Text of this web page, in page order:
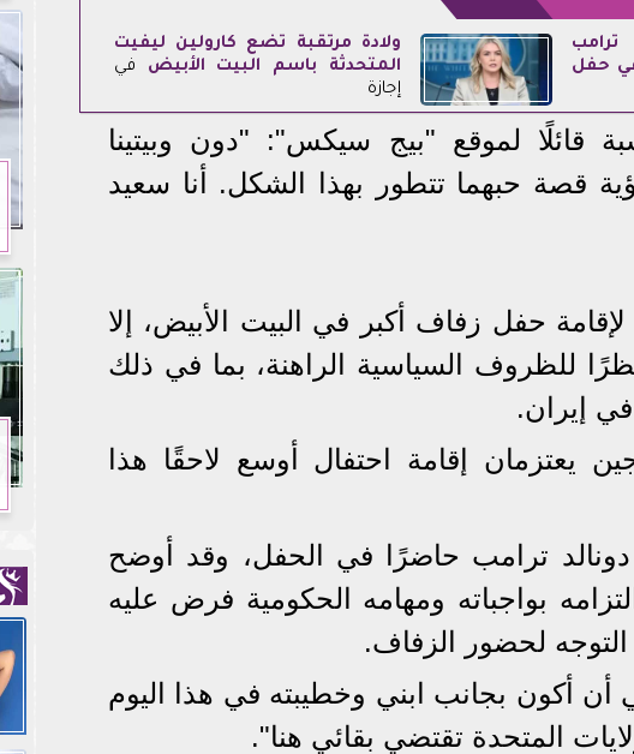
في حفل
ولادة مرتقبة تضع كارولين ليفيت
المتحدثة باسم البيت الأبيض في
إجازة
قائلًا لموقع "بيج سيكس": "دون وبيتينا
قصة حبهما تتطور بهذا الشكل. أنا سعيد
حفل زفاف أكبر في البيت الأبيض، إلا
للظروف السياسية الراهنة، بما في ذلك
في إيران.
يعتزمان إقامة احتفال أوسع لاحقًا هذا
ترامب حاضرًا في الحفل، وقد أوضح
بواجباته ومهامه الحكومية فرض عليه
لحضور الزفاف.
أكون بجانب ابني وخطيبته في هذا اليوم
المتحدة تقتضي بقائي هنا".